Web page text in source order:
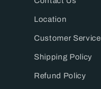
Location
Customer Service
Shipping Policy
Refund Policy